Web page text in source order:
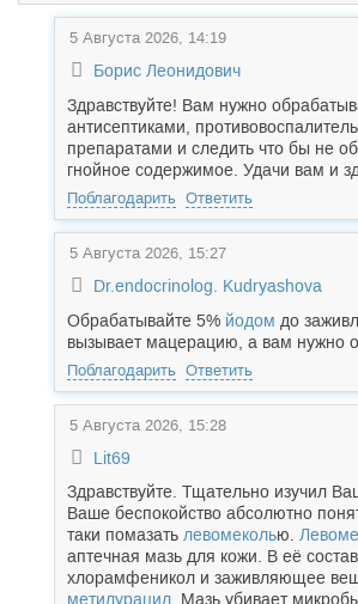
5 Августа 2026, 14:19
Борис Леонидович
Здравствуйте! Вам нужно
антисептиками,
препаратами и следить что бы не
гнойное содержимое. Удачи вам и
Поблагодарить Ответить
5 Августа 2026, 15:27
Dr.endocrinolog. Kudryashova
Обрабатывайте 5% йодом до
вызывает мацерацию, а вам нужно
Поблагодарить Ответить
5 Августа 2026, 15:28
Lit69
Здравствуйте. Тщательно изучил
Ваше беспокойство абсолютно
таки помазать левомеколью.
аптечная мазь для кожи. В её
хлорамфеникол и заживляющее
метилурацил . Мазь убивает